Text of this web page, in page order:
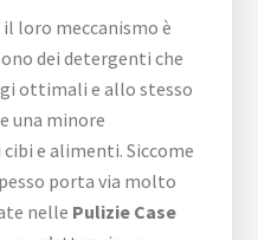
loro meccanismo è
dei detergenti che
ottimali e allo stesso
una minore
e alimenti. Siccome
porta via molto
nelle Pulizie Case